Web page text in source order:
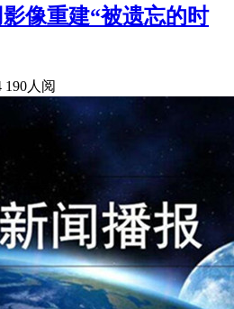
像重建“被遗忘的时
190人阅